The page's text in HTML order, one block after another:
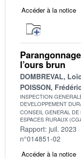
Accéder à la notice
l’ours brun
DOMBREVAL,
POISSON,
INSPECTION
DEVELOPPEMENT
CONSEIL GENERAL
ESPACES RURAUX
Rapport: juil. 2023
n°014851-02
Accéder à la notice